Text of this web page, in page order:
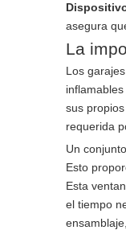
asegura
La
Los
sus
requerida
Un conjunto
Esto
Esta
el tiempo